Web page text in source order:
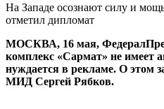
На Западе осознают силу и
отметил дипломат
МОСКВА, 16 мая,
комплекс «Сармат» не имеет
нуждается в рекламе. О этом
МИД Сергей Рябков.